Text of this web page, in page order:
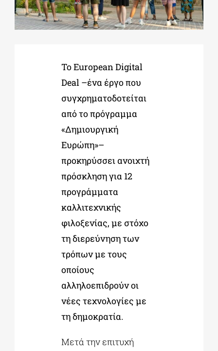
ΔΙΔΑΚΤΟΡΙΚΑ
Το European Digital
Deal –ένα έργο που
συγχρηματοδοτείται
από το πρόγραμμα
«Δημιουργική
Ευρώπη»–
προκηρύσσει ανοιχτή
πρόσκληση για 12
προγράμματα
καλλιτεχνικής
φιλοξενίας, με στόχο
τη διερεύνηση των
τρόπων με τους
οποίους
αλληλοεπιδρούν οι
νέες τεχνολογίες με
τη δημοκρατία.
Μετά την επιτυχή